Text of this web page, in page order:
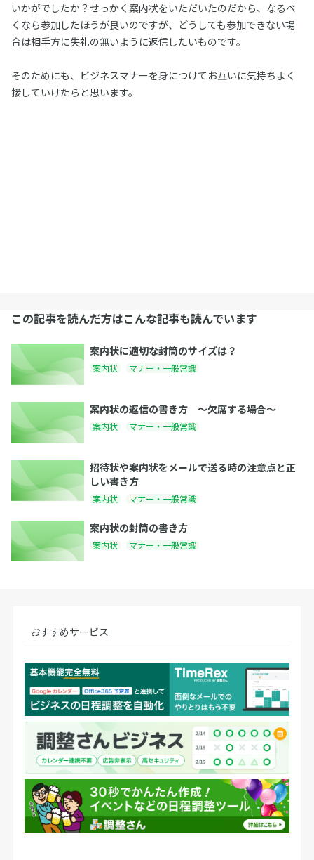
いかがでしたか？せっかく案内状をいただいたのだから、なるべ
くなら参加したほうが良いのですが、どうしても参加できない場
合は相手方に失礼の無いように返信したいものです。
そのためにも、ビジネスマナーを身につけてお互いに気持ちよく
接していけたらと思います。
この記事を読んだ方はこんな記事も読んでいます
案内状に適切な封筒のサイズは？
案内状 マナー・一般常識
案内状の返信の書き方 〜欠席する場合〜
案内状 マナー・一般常識
招待状や案内状をメールで送る時の注意点と正
しい書き方
案内状 マナー・一般常識
案内状の封筒の書き方
案内状 マナー・一般常識
おすすめサービス